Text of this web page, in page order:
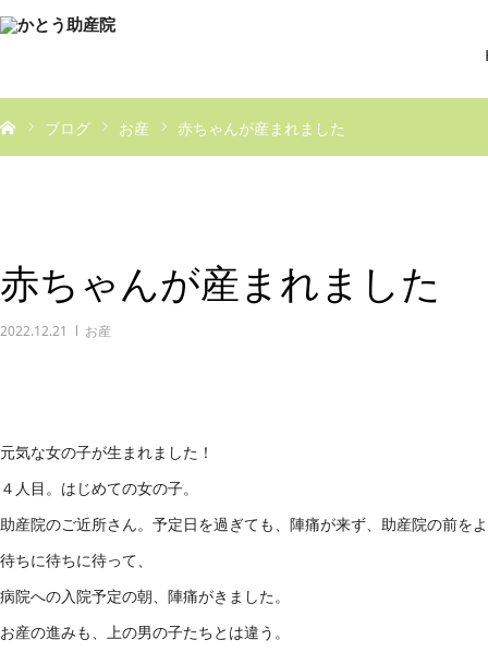
ブログ お産 赤ちゃんが産まれました
赤ちゃんが産まれました
2022.12.21 お産
元気な女の子が生まれました！
４人目。はじめての女の子。
助産院のご近所さん。予定日を過ぎても、陣痛が来ず、助産院の前を
待ちに待ちに待って、
病院への入院予定の朝、陣痛がきました。
お産の進みも、上の男の子たちとは違う。